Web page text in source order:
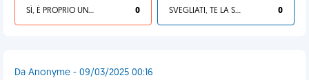
SÌ, È PROPRIO UNA VDM! 0 SVEGLIATI, TE LA SEI CERCATA! 0
Da Anonyme - 09/03/2025 00:16